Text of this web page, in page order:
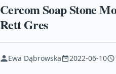
Cercom Soap Stone
Rett Gres
Ewa Dąbrowska 2022-06-10